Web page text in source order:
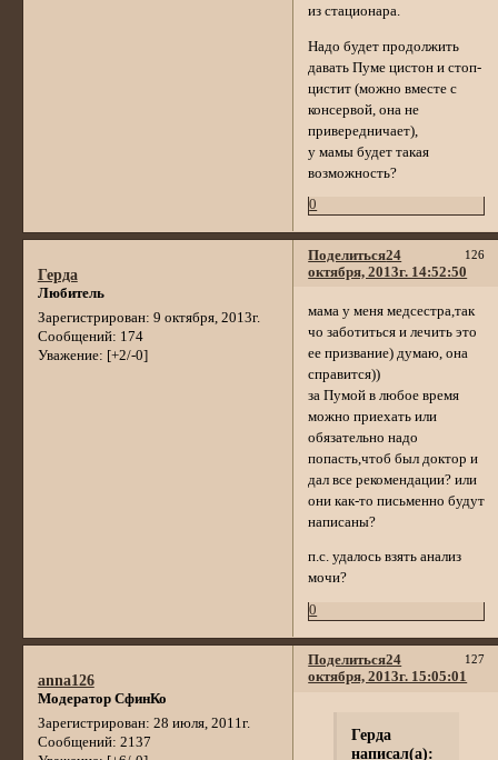
из стационара.
Надо будет продолжить
давать Пуме цистон и стоп-
цистит (можно вместе с
консервой, она не
привередничает),
у мамы будет такая
возможность?
0
Поделиться 126
24
октября, 2013г. 14:52:50
Герда
Любитель
Зарегистрирован: 9 октября, 2013г.
Сообщений: 174
Уважение: [+2/-0]
мама у меня медсестра,так
чо заботиться и лечить это
ее призвание) думаю, она
справится))
за Пумой в любое время
можно приехать или
обязательно надо
попасть,чтоб был доктор и
дал все рекомендации? или
они как-то письменно будут
написаны?
п.с. удалось взять анализ
мочи?
0
Поделиться 127
24
октября, 2013г. 15:05:01
anna126
Модератор СфинКо
Зарегистрирован: 28 июля, 2011г.
Сообщений: 2137
Герда
написал(а):